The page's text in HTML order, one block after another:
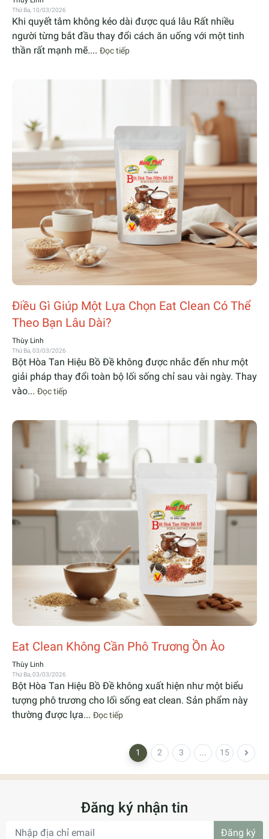
Thứ Ba, 10/03/2026
Khi quyết tâm không kéo dài được quá lâu Rất nhiều
người từng bắt đầu thay đổi cách ăn uống với một tinh
thần rất mạnh mẽ.... Đọc tiếp
Điều Gì Giúp Một Lựa Chọn Eat Clean Có Thể
Theo Bạn Lâu Dài?
Thùy Linh
Thứ Ba, 03/03/2026
Bột Hòa Tan Hiệu Bồ Đề không được nhắc đến như một
giải pháp thay đổi toàn bộ lối sống chỉ sau vài ngày. Thay
vào... Đọc tiếp
Eat Clean Không Cần Phô Trương Ồn Ào
Thùy Linh
Thứ Ba, 03/03/2026
Bột Hòa Tan Hiệu Bồ Đề không xuất hiện như một biểu
tượng phô trương cho lối sống eat clean. Sản phẩm này
thường được lựa... Đọc tiếp
1 2 3 ... 15
Đăng ký nhận tin
Đăng ký